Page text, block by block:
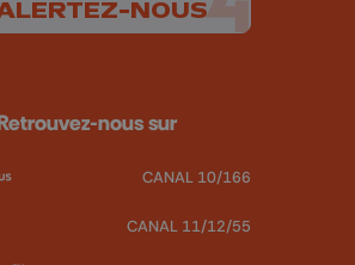
NOUS
nous sur
CANAL 10/166
CANAL 11/12/55